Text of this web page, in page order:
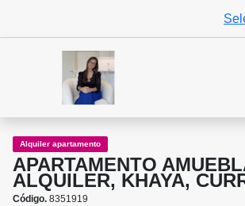
Alquiler apartamento
APARTAMENTO
ALQUILER, KHAYA,
Código. 8351919